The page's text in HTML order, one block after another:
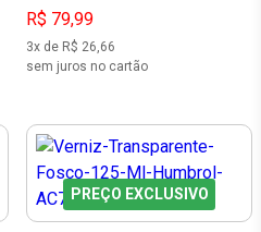
R$ 79,99
3x de R$ 26,66
sem juros no cartão
PREÇO EXCLUSIVO